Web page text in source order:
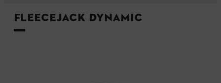
Fleecejack DYNAMIC